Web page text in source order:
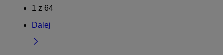
1 z 64
Dalej